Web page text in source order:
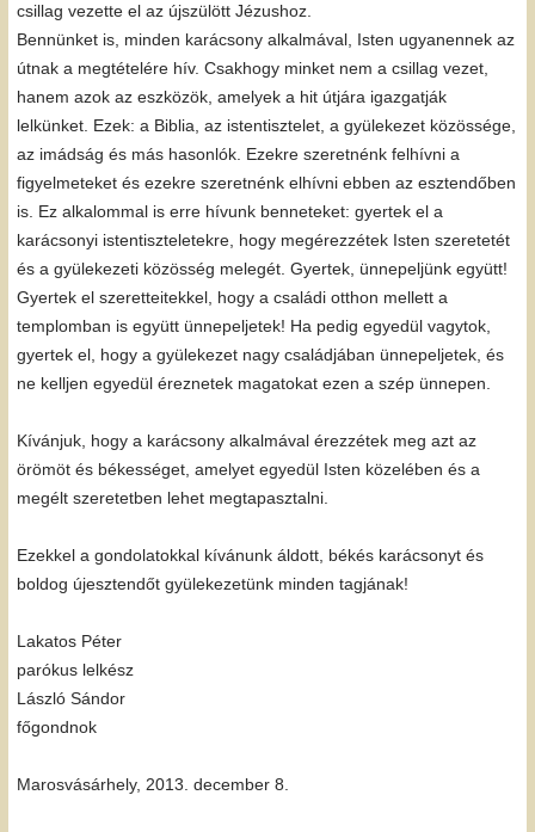
csillag vezette el az újszülött Jézushoz.
Bennünket is, minden karácsony alkalmával, Isten ugyanennek az
útnak a megtételére hív. Csakhogy minket nem a csillag vezet,
hanem azok az eszközök, amelyek a hit útjára igazgatják
lelkünket. Ezek: a Biblia, az istentisztelet, a gyülekezet közössége,
az imádság és más hasonlók. Ezekre szeretnénk felhívni a
figyelmeteket és ezekre szeretnénk elhívni ebben az esztendőben
is. Ez alkalommal is erre hívunk benneteket: gyertek el a
karácsonyi istentiszteletekre, hogy megérezzétek Isten szeretetét
és a gyülekezeti közösség melegét. Gyertek, ünnepeljünk együtt!
Gyertek el szeretteitekkel, hogy a családi otthon mellett a
templomban is együtt ünnepeljetek! Ha pedig egyedül vagytok,
gyertek el, hogy a gyülekezet nagy családjában ünnepeljetek, és
ne kelljen egyedül éreznetek magatokat ezen a szép ünnepen.
Kívánjuk, hogy a karácsony alkalmával érezzétek meg azt az
örömöt és békességet, amelyet egyedül Isten közelében és a
megélt szeretetben lehet megtapasztalni.
Ezekkel a gondolatokkal kívánunk áldott, békés karácsonyt és
boldog újesztendőt gyülekezetünk minden tagjának!
Lakatos Péter
parókus lelkész
László Sándor
főgondnok
Marosvásárhely, 2013. december 8.